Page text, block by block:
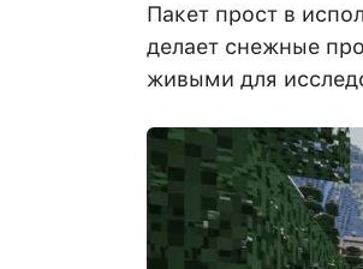
Пакет прост в
делает снежные
живыми для